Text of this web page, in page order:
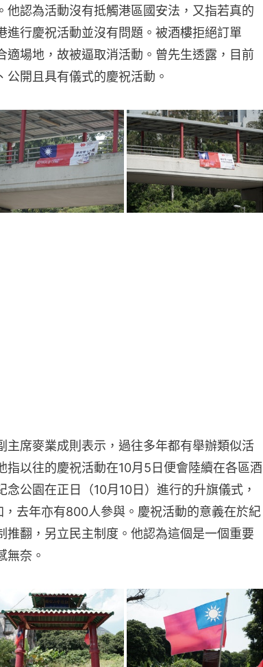
他認為活動沒有抵觸港區國安法，又指若真的
進行慶祝活動並沒有問題。被酒樓拒絕訂單
適場地，故被逼取消活動。曾先生透露，目前
公開且具有儀式的慶祝活動。
主席麥業成則表示，過往多年都有舉辦類似活
指以往的慶祝活動在10月5日便會陸續在各區酒
公園在正日（10月10日）進行的升旗儀式，
去年亦有800人參與。慶祝活動的意義在於紀
推翻，另立民主制度。他認為這個是一個重要
無奈。